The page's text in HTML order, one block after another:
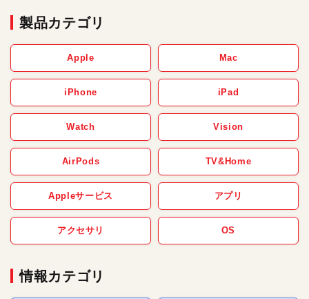
製品カテゴリ
Apple Mac
iPhone iPad
Watch Vision
AirPods TV&Home
Appleサービス アプリ
アクセサリ OS
情報カテゴリ